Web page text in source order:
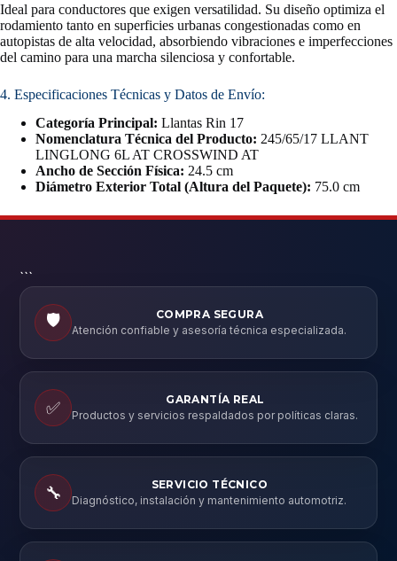
Ideal para conductores que exigen versatilidad. Su diseño optimiza el
rodamiento tanto en superficies urbanas congestionadas como en
autopistas de alta velocidad, absorbiendo vibraciones e imperfecciones
del camino para una marcha silenciosa y confortable.
4. Especificaciones Técnicas y Datos de Envío:
Categoría Principal: Llantas Rin 17
Nomenclatura Técnica del Producto: 245/65/17 LLANT
LINGLONG 6L AT CROSSWIND AT
Ancho de Sección Física: 24.5 cm
Diámetro Exterior Total (Altura del Paquete): 75.0 cm
```
🛡️
COMPRA SEGURA
Atención confiable y asesoría técnica especializada.
✅
GARANTÍA REAL
Productos y servicios respaldados por políticas claras.
🔧
SERVICIO TÉCNICO
Diagnóstico, instalación y mantenimiento automotriz.